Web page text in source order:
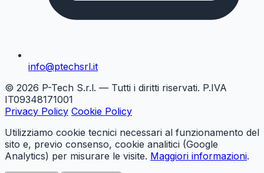
info@ptechsrl.it
© 2026 P-Tech S.r.l. — Tutti i diritti riservati. P.IVA
IT09348171001
Privacy Policy Cookie Policy
Utilizziamo cookie tecnici necessari al funzionamento del
sito e, previo consenso, cookie analitici (Google
Analytics) per misurare le visite. Maggiori informazioni.